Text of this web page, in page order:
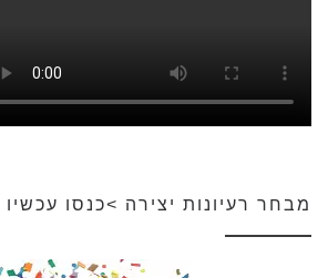
מבחר רעיונות יצירה >כנסו עכשיו